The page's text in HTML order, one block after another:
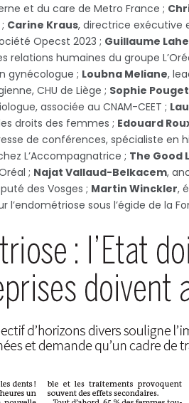
et du care de Metro France ;
Carine Kraus, directrice exécutive
Opecst 2023 ; Guillaume
relations humaines du groupe
gynécologue ; Loubna Meliane,
CHU de Liège ; Sophie Pouget
associée au CNAM-CEET ;
droits des femmes ; Edouard
de conférences, spécialiste en
L’Accompagnatrice ; The Good
; Najat Vallaud-Belkacem,
des Vosges ; Martin Winckler,
l’endométriose sous l’égide de la